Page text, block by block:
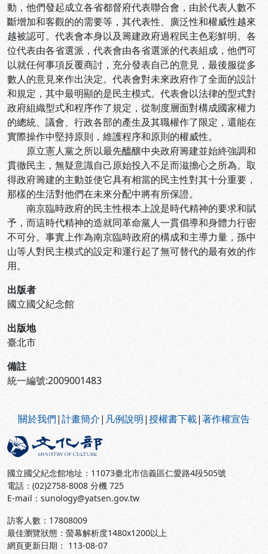
動，他們發起成立各省都督府代表聯合會，由於代表人數不
斷增加和客觀的的需要等，其代表性、廣泛性和權威性越來
越被認可。代表會本身以及籌建政府過程民主色彩鮮明。各
位代表由各省選派，代表會由各省選派的代表組成，他們可
以就任何事項反覆商討，充分發表自己的意見，最後服從多
數人的意見來作出決定。代表會對未來政府作了全面的設計
和規定，其中最明顯的是民主模式。代表會以法律的型式對
政府組織型式和程序作了規定，從制度層面對構成國家權力
的總統、議會、行政各部的產生及其職權作了限定，還能在
實際操作中堅持原則，維護程序和原則的權威性。
原立憲人黨之所以最先醞釀中央政府籌建並始終強調和
貫徹民主，無疑意識自己原始投入不足而滋擔心之所為。取
得政府籌建的主動並使它具有相當的民主性對其十分重要，
那樣的生活對他們在未來分配中將有所保證。
南京臨時政府的民主性根本上說是時代精神的要求和賦
予，而這時代精神的造就同革命黨人一貫倡導和身體力行密
不可分。事實上作為南京臨時政府的構成和主導力量，孫中
山等人對民主模式的設定和運行起了無可替代的最有效的作
用。
出版者
國立國父紀念館
出版地
臺北市
備註
統一編號:2009001483
關於我們|計畫簡介| 凡例說明|授權書下載|著作權宣告
國立國父紀念館地址：11073臺北市信義區仁愛路4段505號
電話：(02)2758-8008 分機 725
E-mail：sunology@yatsen.gov.tw
訪客人數： 17808009
最佳瀏覽狀態：螢幕解析度1480x1200以上
網頁更新日期： 113-08-07